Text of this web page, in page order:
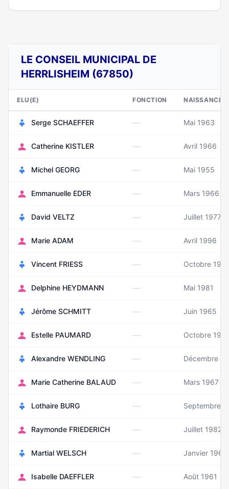
LE CONSEIL MUNICIPAL DE
HERRLISHEIM (67850)
ELU(E) FONCTION NAISSANCE
Serge SCHAEFFER — Mai 1963
Catherine KISTLER — Avril 1966
Michel GEORG — Mai 1955
Emmanuelle EDER — Mars 1966
David VELTZ — Juillet 1977
Marie ADAM — Avril 1996
Vincent FRIESS — Octobre
Delphine HEYDMANN — Mai 1981
Jérôme SCHMITT — Juin 1965
Estelle PAUMARD — Octobre 1977
Alexandre WENDLING — Décembre
Marie Catherine BALAUD — Mars 1967
Lothaire BURG — Septembre
Raymonde FRIEDERICH — Juillet 1982
Martial WELSCH — Janvier 1965
Isabelle DAEFFLER — Août 1961